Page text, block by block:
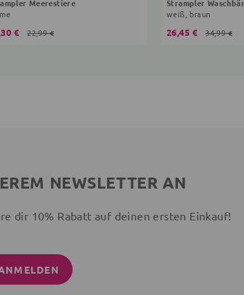
Meerestiere
€ 22,99 €
Strampler Waschbär
weiß, braun
26,45 € 34,99 €
NEWSLETTER AN
dir 10% Rabatt auf deinen ersten Einkauf!